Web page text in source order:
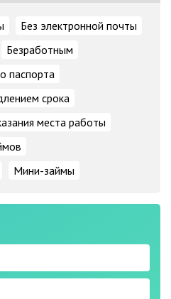
Без электронной почты
Безработным
паспорта
срока
места работы
Мини-займы